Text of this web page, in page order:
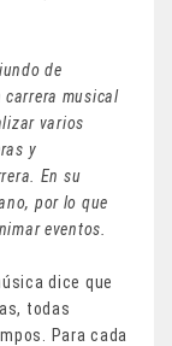
de
carrera musical
varios
y
En su
por lo que
eventos.
dice que
todas
Para cada